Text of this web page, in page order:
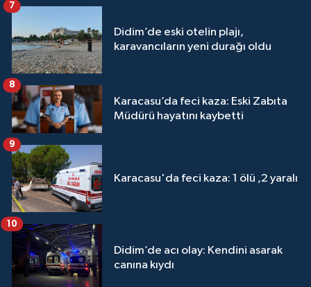
Didim’de eski otelin plajı,
karavancıların yeni durağı oldu
7
Karacasu’da feci kaza: Eski Zabıta
Müdürü hayatını kaybetti
8
Karacasu'da feci kaza: 1 ölü ,2 yaralı
9
Didim’de acı olay: Kendini asarak
canına kıydı
10